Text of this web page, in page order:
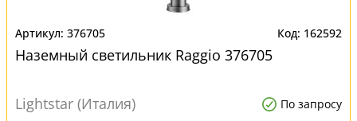
376705 162592
Наземный светильник Raggio 376705
Lightstar (Италия) По запросу